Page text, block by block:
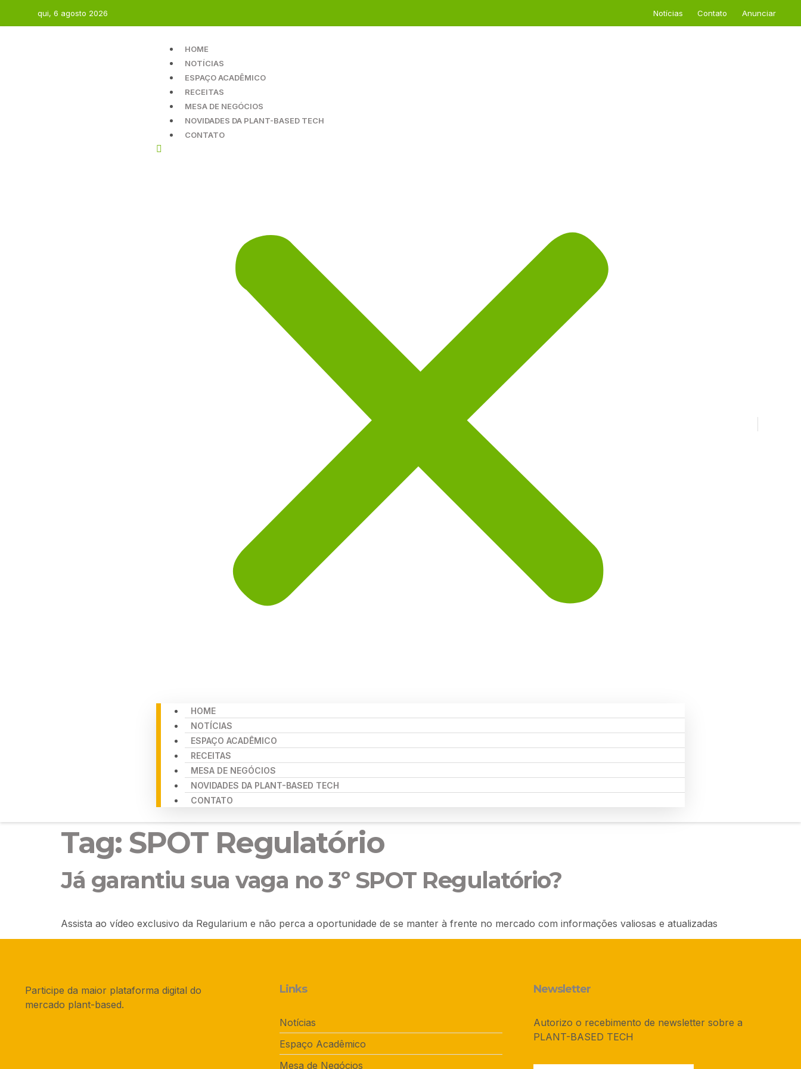
qui, 6 agosto 2026 Notícias Contato Anunciar
HOME
NOTÍCIAS
ESPAÇO ACADÊMICO
RECEITAS
MESA DE NEGÓCIOS
NOVIDADES DA PLANT-BASED TECH
CONTATO
HOME
NOTÍCIAS
ESPAÇO ACADÊMICO
RECEITAS
MESA DE NEGÓCIOS
NOVIDADES DA PLANT-BASED TECH
CONTATO
Tag: SPOT Regulatório
Já garantiu sua vaga no 3º SPOT Regulatório?
Assista ao vídeo exclusivo da Regularium e não perca a oportunidade de se manter à frente no mercado com informações valiosas e atualizadas
Participe da maior plataforma digital do
mercado plant-based.
Links
Notícias
Espaço Acadêmico
Mesa de Negócios
Newsletter
Autorizo o recebimento de newsletter sobre a
PLANT-BASED TECH